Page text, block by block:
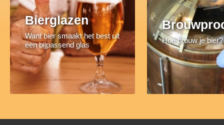
Bierglazen
Want bier smaakt het best uit
een bijpassend glas
Hoe brouw je bier?